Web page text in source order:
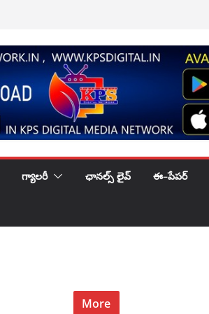
గ్యాలరీ ఛానల్స్ లైవ్ ఈ–పేపర్
More